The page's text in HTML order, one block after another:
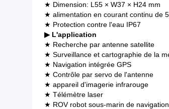
★ Dimension: L55 × W37 × H24 mm
★ alimentation en courant continu de
★ Protection contre l'eau IP67
▶ L'application
★ Recherche par antenne satellite
★ Surveillance et cartographie de la
★ Navigation intégrée GPS
★ Contrôle par servo de l'antenne
★ appareil d'imagerie infrarouge
★ Télémètre laser
★ ROV robot sous-marin de navigation